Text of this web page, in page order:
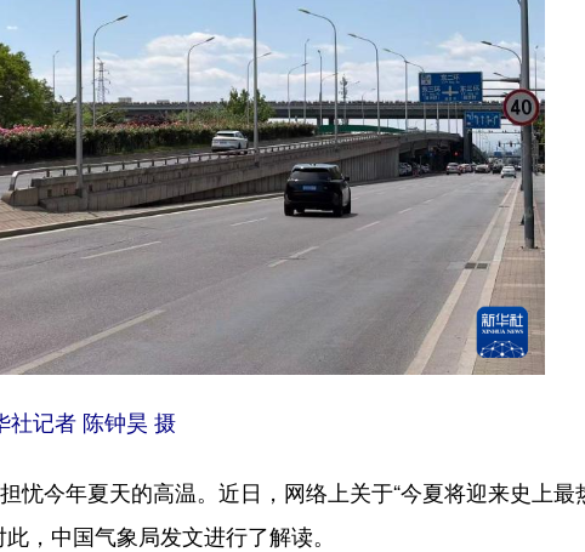
社记者 陈钟昊 摄
今年夏天的高温。近日，网络上关于“今夏将迎来史上最
，中国气象局发文进行了解读。